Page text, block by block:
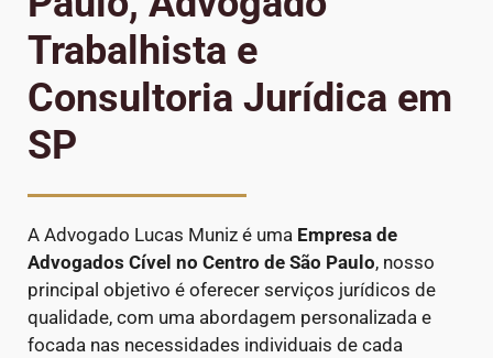
Trabalhista e
Consultoria Jurídica em
SP
A Advogado Lucas Muniz é uma Empresa de
Advogados Cível no Centro de São Paulo, nosso
principal objetivo é oferecer serviços jurídicos de
qualidade, com uma abordagem personalizada e
focada nas necessidades individuais de cada